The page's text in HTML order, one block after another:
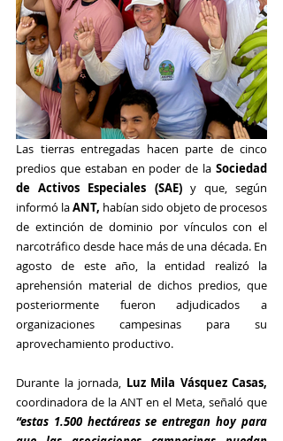
Las tierras entregadas hacen parte de cinco
predios que estaban en poder de la Sociedad
de Activos Especiales (SAE) y que, según
informó la ANT, habían sido objeto de procesos
de extinción de dominio por vínculos con el
narcotráfico desde hace más de una década. En
agosto de este año, la entidad realizó la
aprehensión material de dichos predios, que
posteriormente fueron adjudicados a
organizaciones campesinas para su
aprovechamiento productivo.
Durante la jornada, Luz Mila Vásquez Casas,
“estas 1.500 hectáreas se entregan hoy para